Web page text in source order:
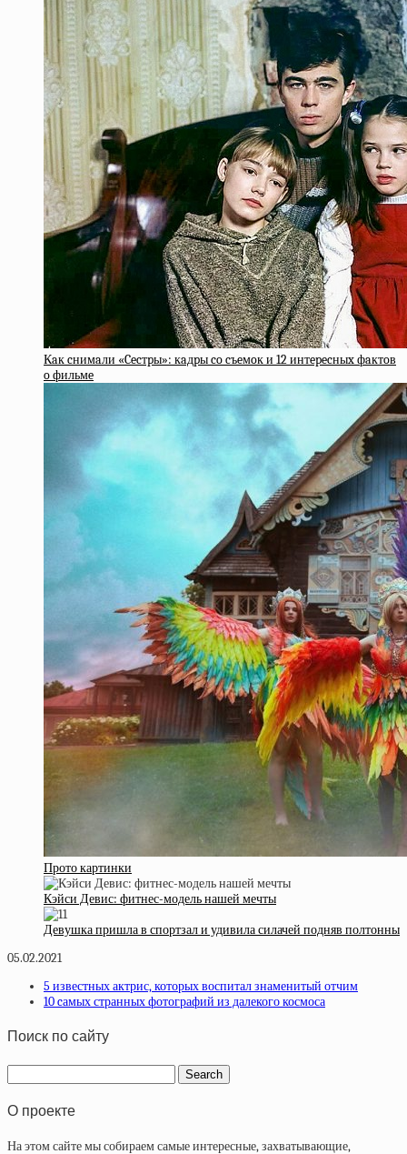
Кaк cнимaли «Cecтpы»: кaдpы co cъeмoк и 12 интepecныx фaктoв
o фильмe
Прото картинки
Кэйси Девис: фитнес-модель нашей мечты
Девушка пришла в спортзал и удивила силачей подняв полтонны
05.02.2021
5 известных актрис, которых воспитал знаменитый отчим
10 cамых странных фотографий из далекого космоса
Поиск по сайту
О проекте
На этом сайте мы собираем самые интересные, захватывающие,